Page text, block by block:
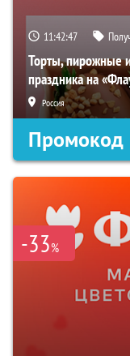
11:42:46
Торты, пирожные
праздника на
Россия
Промокод
-33%